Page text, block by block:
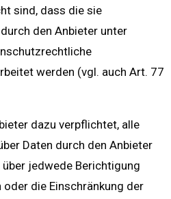
sind, dass die sie
den Anbieter unter
werden (vgl. auch Art. 77
dazu verpflichtet, alle
Daten durch den Anbieter
jedwede Berichtigung
die Einschränkung der